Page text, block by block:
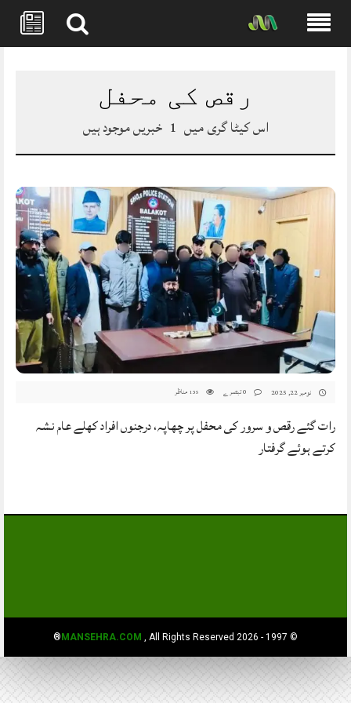
رقص کی محفل
اس کیٹا گری میں 1 خبریں موجود ہیں
نومبر 22, 2025 135 مناظر
رات گئے رقص و سرور کی محفل پر چھاپہ، درجنوں افراد کھلے عام نشہ
کرتے ہوئے گرفتار
© 1997 - 2026
MANSEHRA.COM , All Rights Reserved®